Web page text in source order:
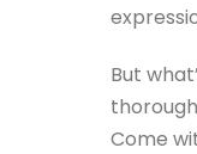
But
Come